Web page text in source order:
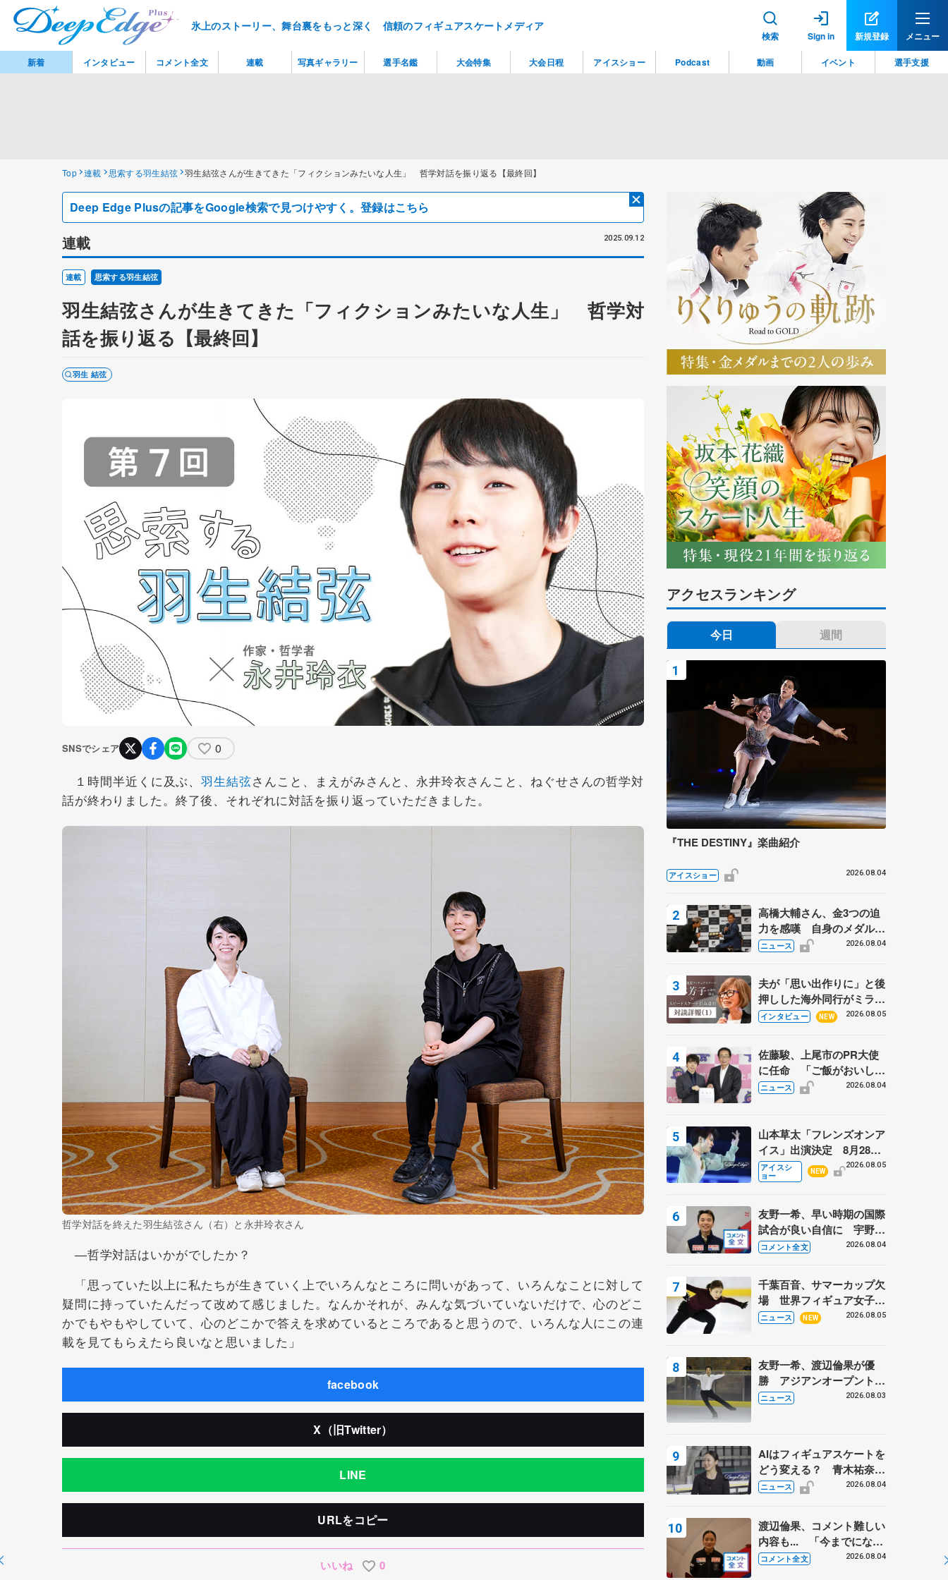
氷上のストーリー、舞台裏をもっと深く 信頼のフィギュアスケートメディア
検索 Sign in 新規登録 メニュー
Top 連載 思索する羽生結弦 羽生結弦さんが生きてきた「フィクションみたいな人生」 哲学対話を振り返る【最終回】
Deep Edge Plusの記事をGoogle検索で見つけやすく。登録はこちら
連載 2025.09.12
連載 思索する羽生結弦
羽生結弦さんが生きてきた「フィクションみたいな人生」 哲学対
話を振り返る【最終回】
羽生 結弦
SNSでシェア 0
１時間半近くに及ぶ、羽生結弦さんこと、まえがみさんと、永井玲衣さんこと、ねぐせさんの哲学対
話が終わりました。終了後、それぞれに対話を振り返っていただきました。
哲学対話を終えた羽生結弦さん（右）と永井玲衣さん
―哲学対話はいかがでしたか？
「思っていた以上に私たちが生きていく上でいろんなところに問いがあって、いろんなことに対して
疑問に持っていたんだって改めて感じました。なんかそれが、みんな気づいていないだけで、心のどこ
かでもやもやしていて、心のどこかで答えを求めているところであると思うので、いろんな人にこの連
載を見てもらえたら良いなと思いました」
facebook
X（旧Twitter）
LINE
URLをコピー
いいね 0
アクセスランキング
今日 週間
『THE DESTINY』楽曲紹介
アイスショー 2026.08.04
高橋大輔さん、金3つの迫
力を感嘆 自身のメダルは
「どちらに？」 〝リス兄
野村忠宏さんと対談
ニュース 2026.08.04
夫が「思い出作りに」と後
押しした海外同行がミラノ
まで… 繁華街のリンクで
に 小林芳子さんが振り返
るスケート人生
インタビュー NEW 2026.08.05
佐藤駿、上尾市のPR大使
に任命 「ご飯がおいし
く、住みやすいのが魅力」
ニュース 2026.08.04
山本草太「フレンズオンア
イス」出演決定 8月28日
（金）2公演のみ 荒川静
香さんプロデュース、20
アイスシ
ョー
NEW
2026.08.05
友野一希、早い時期の国際
試合が良い自信に 宇野昌
磨の現役復帰に思っている
トロフィーフリー】
コメント全文 2026.08.04
千葉百音、サマーカップ欠
場 世界フィギュア女子2
位
ニュース NEW 2026.08.05
友野一希、渡辺倫果が優
勝 アジアンオープントロ
フィー
ニュース 2026.08.03
AIはフィギュアスケートを
どう変える？ 青木祐奈と
考える採点、トレーニング
ニュース 2026.08.04
渡辺倫果、コメント難しい
内容も... 「今までにない
くらい早めに仕上げられて
コメント全文 2026.08.04
新着 インタビュー コメント全文 連載 写真ギャラリー 選手名鑑 大会特集 大会日程 アイスショー Podcast 動画 イベント 選手支援